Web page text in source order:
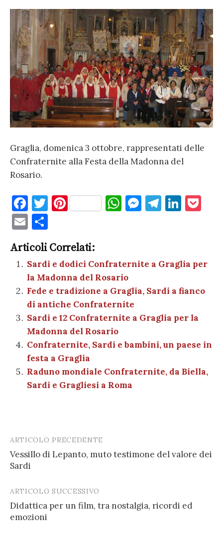
Graglia, domenica 3 ottobre, rappresentati delle
Confraternite alla Festa della Madonna del
Rosario.
F
a
c
e
b
o
o
k
T
te
r
Pi
es
t
W
A
p
p
M
g
er
T
a
m
Li
dI
n
et
E
m
ai
l
n
di
vi
di
Articoli Correlati:
Sardi e dodici Confraternite a Graglia per
la Madonna del Rosario
Fede e tradizione a Graglia, Sardi a fianco
di antiche Confraternite
Sardi e 12 Confraternite a Graglia per la
Madonna del Rosario
Confraternite, Sardi e bambini, un paese in
festa a Graglia
Raduno mondiale Confraternite, da Biella,
Sardi e Gragliesi a Roma
Post
navigation
ARTICOLO PRECEDENTE
Vessillo di Lepanto, muto testimone del valore dei
Sardi
ARTICOLO SUCCESSIVO
Didattica per un film, tra nostalgia, ricordi ed
emozioni